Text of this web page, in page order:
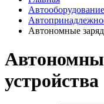
Автооборудование
Автономные
устройства